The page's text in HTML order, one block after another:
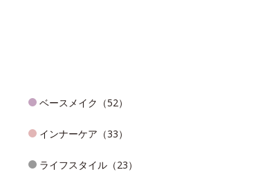
ベースメイク（52）
インナーケア（33）
ライフスタイル（23）